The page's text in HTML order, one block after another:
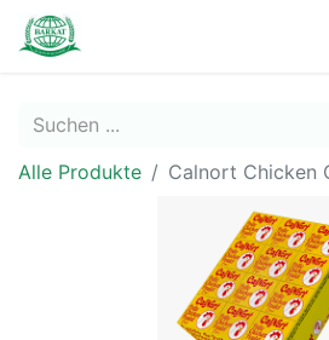
Alle Produkte Calnort Chicken